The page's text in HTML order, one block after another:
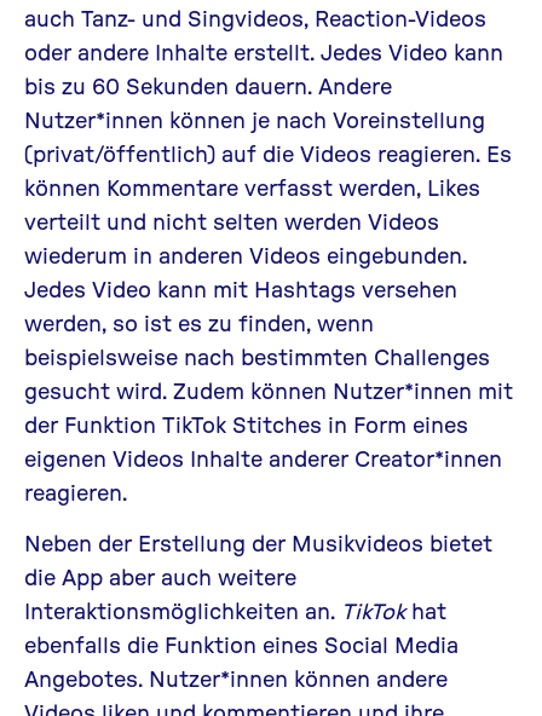
auch Tanz- und Singvideos, Reaction-Videos
oder andere Inhalte erstellt. Jedes Video kann
bis zu 60 Sekunden dauern. Andere
Nutzer*innen können je nach Voreinstellung
(privat/öffentlich) auf die Videos reagieren. Es
können Kommentare verfasst werden, Likes
verteilt und nicht selten werden Videos
wiederum in anderen Videos eingebunden.
Jedes Video kann mit Hashtags versehen
werden, so ist es zu finden, wenn
beispielsweise nach bestimmten Challenges
gesucht wird. Zudem können Nutzer*innen mit
der Funktion TikTok Stitches in Form eines
eigenen Videos Inhalte anderer Creator*innen
reagieren.
Neben der Erstellung der Musikvideos bietet
die App aber auch weitere
Interaktionsmöglichkeiten an. TikTokhat
ebenfalls die Funktion eines Social Media
Angebotes. Nutzer*innen können andere